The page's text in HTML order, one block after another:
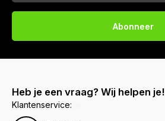
Abonneer
Heb je een vraag? Wij helpen je!
Klantenservice: